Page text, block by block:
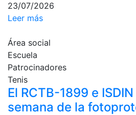
Escuela de
Pádel
Social de Pádel
Cuadros de
juego
Cuadro
d'Honor
23/07/2026
Leer más
Área social
Escuela
Patrocinadores
Tenis
El RCTB-1899 e
semana de la